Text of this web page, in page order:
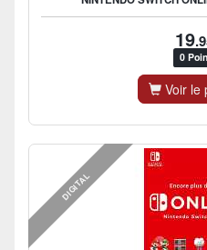
19
0
Voir le
DIGITAL